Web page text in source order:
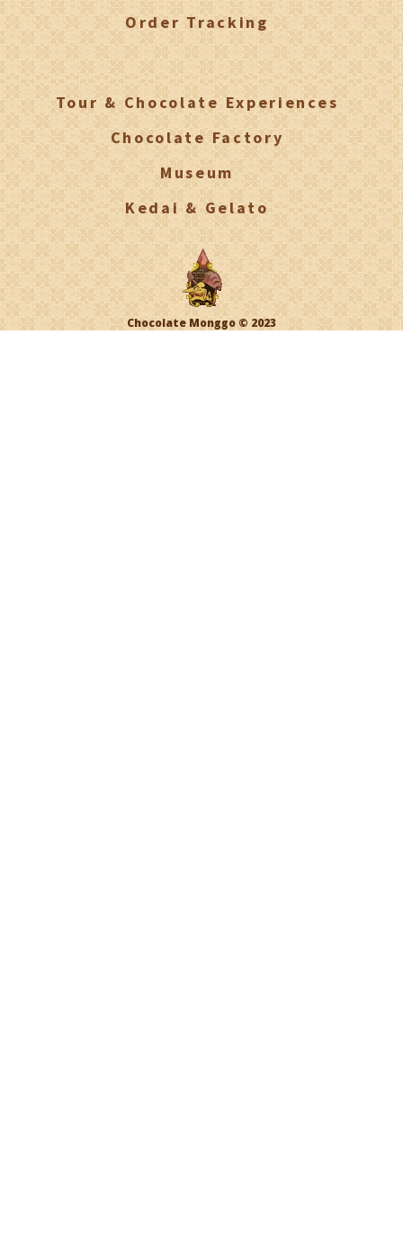
Order Tracking
Tour & Chocolate Experiences
Chocolate Factory
Museum
Kedai & Gelato
Chocolate Monggo © 2023